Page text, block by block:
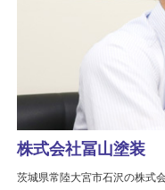
株式会社冨山塗装
茨城県常陸大宮市石沢の株式